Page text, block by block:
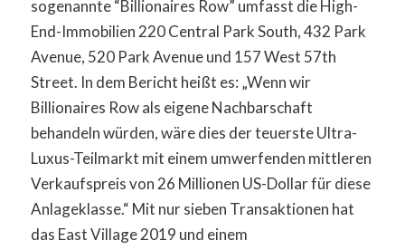
sogenannte “Billionaires Row” umfasst die High-
End-Immobilien 220 Central Park South, 432 Park
Avenue, 520 Park Avenue und 157 West 57th
Street. In dem Bericht heißt es: „Wenn wir
Billionaires Row als eigene Nachbarschaft
behandeln würden, wäre dies der teuerste Ultra-
Luxus-Teilmarkt mit einem umwerfenden mittleren
Verkaufspreis von 26 Millionen US-Dollar für diese
Anlageklasse.“ Mit nur sieben Transaktionen hat
das East Village 2019 und einem